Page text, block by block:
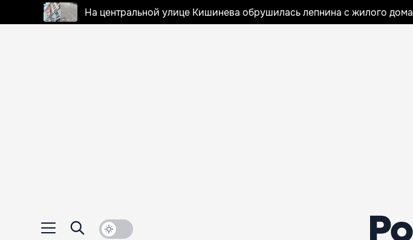
На центральной улице Кишинева обрушилась лепнина с жилого дома